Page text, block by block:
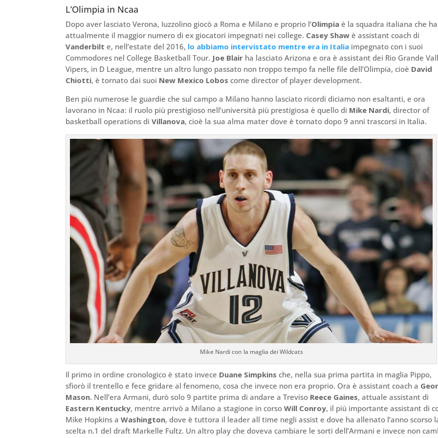
L’Olimpia in Ncaa
Dopo aver lasciato Verona, Iuzzolino giocò a Roma e Milano e proprio l’Olimpia è la squadra italiana che ha
attualmente il maggior numero di ex giocatori impegnati nei college. Casey Shaw è assistant coach di
Vanderbilt e, nell’estate del 2016, lo abbiamo intervistato mentre era in Italia impegnato con i suoi
Commodores nel College Basketball Tour. Joe Blair ha lasciato Arizona e ora è assistant dei Rio Grande
Vipers, in D League, mentre un altro lungo passato non troppo tempo fa nelle file dell’Olimpia, cioè David
Chiotti, è tornato dai suoi New Mexico Lobos come director of player development.
Ben più numerose le guardie che sul campo a Milano hanno lasciato ricordi diciamo non esaltanti, e ora
lavorano in Ncaa: il ruolo più prestigioso nell’università più prestigiosa è quello di Mike Nardi, director of
basketball operations diVillanova, cioè la sua alma mater dove è tornato dopo 9 anni trascorsi in Italia.
Mike Nardi con la maglia dei Wildcats
Il primo in ordine cronologico è stato invece Duane Simpkins che, nella sua prima partita in maglia Pippo,
sfiorò il trentello e fece gridare al fenomeno, cosa che invece non era proprio. Ora è assistant coach a
Mason. Nell’era Armani, durò solo 9 partite prima di andare a Treviso Reece Gaines, attuale assistant di
Eastern Kentucky, mentre arrivò a Milano a stagione in corso Will Conroy, il più importante assistant di
Mike Hopkins aWashington, dove è tuttora il leader all time negli assist e dove ha allenato l’anno scorso
scelta n.1 del draft Markelle Fultz. Un altro play che doveva cambiare le sorti dell’Armani e invece non